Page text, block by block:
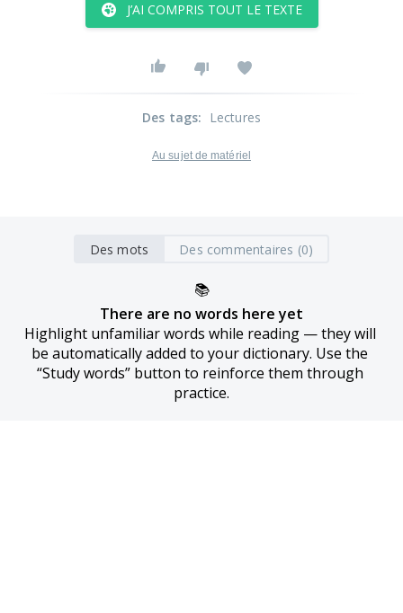
J’AI COMPRIS TOUT LE TEXTE
Des tags: Lectures
Au sujet de matériel
Des mots Des commentaires (0)
📚
There are no words here yet
Highlight unfamiliar words while reading — they will
be automatically added to your dictionary. Use the
“Study words” button to reinforce them through
practice.